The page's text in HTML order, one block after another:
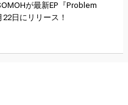
が最新EP『Problem
日にリリース！